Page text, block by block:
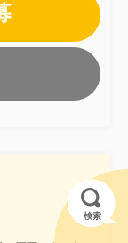
検索